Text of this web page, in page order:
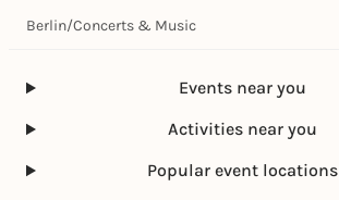
Berlin/Concerts & Music
Events near you
Activities near you
Popular event locations